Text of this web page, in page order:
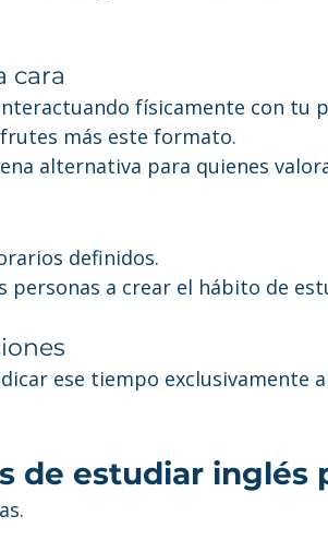
cara
físicamente con tu
más este formato.
alternativa para quienes
definidos.
personas a crear el hábito de
ese tiempo exclusivamente
de estudiar inglés